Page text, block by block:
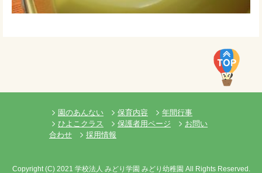
園のあんない 保育内容
年間行事
ひよこクラス
保護者用ページ
お問い
合わせ
採用情報
Copyright(C)2021 学校法人 みどり学園 みどり幼稚園 All Rights Reserved.